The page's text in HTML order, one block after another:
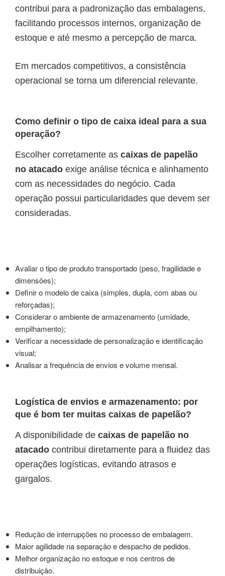
contribui para a padronização das embalagens,
facilitando processos internos, organização de
estoque e até mesmo a percepção de marca.
Em mercados competitivos, a consistência
operacional se torna um diferencial relevante.
Como definir o tipo de caixa ideal para a sua
operação?
Escolher corretamente as caixas de papelão
no atacado exige análise técnica e alinhamento
com as necessidades do negócio. Cada
operação possui particularidades que devem ser
consideradas.
Avaliar o tipo de produto transportado (peso, fragilidade e
dimensões);
Definir o modelo de caixa (simples, dupla, com abas ou
reforçadas);
Considerar o ambiente de armazenamento (umidade,
empilhamento);
Verificar a necessidade de personalização e identificação
visual;
Analisar a frequência de envios e volume mensal.
Logística de envios e armazenamento: por
que é bom ter muitas caixas de papelão?
A disponibilidade de caixas de papelão no
atacado contribui diretamente para a fluidez das
operações logísticas, evitando atrasos e
gargalos.
Redução de interrupções no processo de embalagem.
Maior agilidade na separação e despacho de pedidos.
Melhor organização no estoque e nos centros de
distribuição.